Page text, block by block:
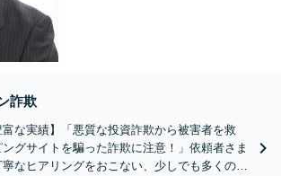
詐欺
富な実績】「悪質な投資詐欺から被害者を救
グサイトを騙った詐欺に注意！」依頼者さま
なヒアリングをおこない、少しでも多くの返